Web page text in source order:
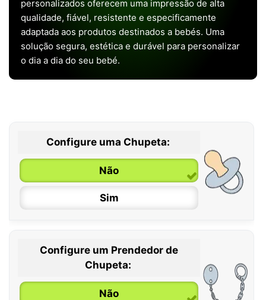
personalizados oferecem uma impressão de alta
qualidade, fiável, resistente e especificamente
adaptada aos produtos destinados a bebés. Uma
solução segura, estética e durável para personalizar
o dia a dia do seu bebé.
Configure uma Chupeta:
Não
Sim
0 / 6 meses
6 / 36 meses
Configure um Prendedor de
Chupeta:
Não